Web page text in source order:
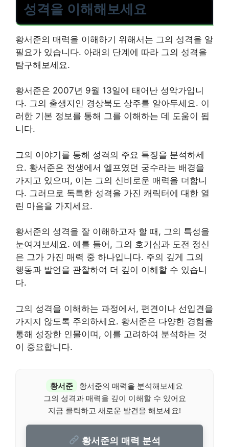
성격을 이해해보세요
황서준의 매력을 이해하기 위해서는 그의 성격을 알
필요가 있습니다. 아래의 단계에 따라 그의 성격을
탐구해보세요.
황서준은 2007년 9월 13일에 태어난 성악가입니
다. 그의 출생지인 경상북도 상주를 알아두세요. 이
러한 기본 정보를 통해 그를 이해하는 데 도움이 됩
니다.
그의 이야기를 통해 성격의 주요 특징을 분석하세
요. 황서준은 전생에서 엘프였던 궁수라는 배경을
가지고 있으며, 이는 그의 신비로운 매력을 더합니
다. 그러므로 독특한 성격을 가진 캐릭터에 대한 열
린 마음을 가지세요.
황서준의 성격을 잘 이해하고자 할 때, 그의 특성을
눈여겨보세요. 예를 들어, 그의 호기심과 도전 정신
은 그가 가진 매력 중 하나입니다. 주의 깊게 그의
행동과 발언을 관찰하여 더 깊이 이해할 수 있습니
다.
그의 성격을 이해하는 과정에서, 편견이나 선입견을
가지지 않도록 주의하세요. 황서준은 다양한 경험을
통해 성장한 인물이며, 이를 고려하여 분석하는 것
이 중요합니다.
황서준
황서준의 매력을 분석해보세요
그의 성격과 매력을 깊이 이해할 수 있어요
지금 클릭하고 새로운 발견을 해보세요!
황서준의 매력 분석